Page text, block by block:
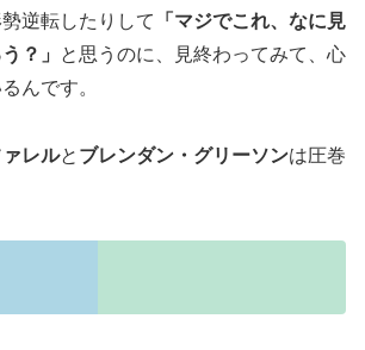
逆転したりして
「マジでこれ、なに見
？」
と思うのに、見終わってみて、心
んです。
レルと ブレンダン・グリーソンは圧巻